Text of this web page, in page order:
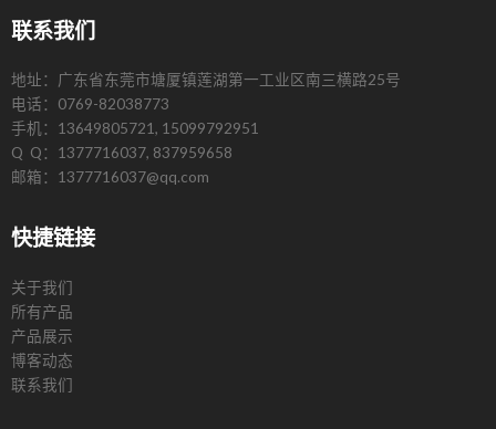
联系我们
地址：广东省东莞市塘厦镇莲湖第一工业区南三横路25号
电话：0769-82038773
手机：13649805721, 15099792951
Q Q：1377716037, 837959658
邮箱：1377716037@qq.com
快捷链接
关于我们
所有产品
产品展示
博客动态
联系我们